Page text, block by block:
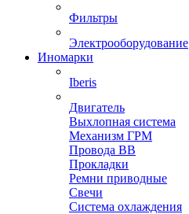
Фильтры
Электрооборудование
Иномарки
Iberis
Двигатель
Выхлопная система
Механизм ГРМ
Провода ВВ
Прокладки
Ремни приводные
Свечи
Система охлаждения